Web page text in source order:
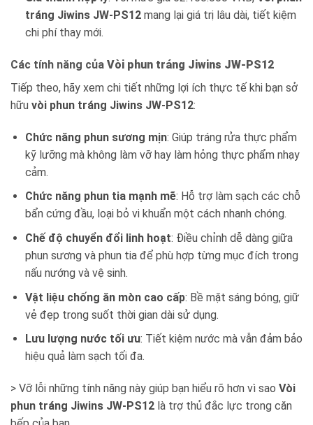
tráng Jiwins JW-PS12mang lại giá trị lâu dài, tiết kiệm
chi phí thay mới.
Các tính năng của Vòi phun tráng Jiwins JW-PS12
Tiếp theo, hãy xem chi tiết những lợi ích thực tế khi bạn sở
hữu vòi phun tráng Jiwins JW-PS12:
Chức năng phun sương mịn: Giúp tráng rửa thực phẩm
kỹ lưỡng mà không làm vỡ hay làm hỏng thực phẩm nhạy
cảm.
Chức năng phun tia mạnh mẽ: Hỗ trợ làm sạch các chỗ
bẩn cứng đầu, loại bỏ vi khuẩn một cách nhanh chóng.
Chế độ chuyển đổi linh hoạt: Điều chỉnh dễ dàng giữa
phun sương và phun tia để phù hợp từng mục đích trong
nấu nướng và vệ sinh.
Vật liệu chống ăn mòn cao cấp: Bề mặt sáng bóng, giữ
vẻ đẹp trong suốt thời gian dài sử dụng.
Lưu lượng nước tối ưu: Tiết kiệm nước mà vẫn đảm bảo
hiệu quả làm sạch tối đa.
> Vỡ lỗi những tính năng này giúp bạn hiểu rõ hơn vì sao Vòi
phun tráng Jiwins JW-PS12 là trợ thủ đắc lực trong căn